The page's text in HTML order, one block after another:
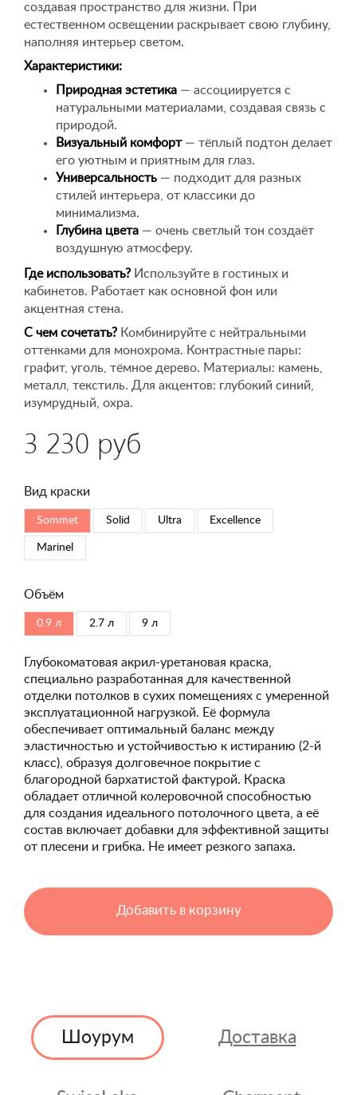
создавая пространство для жизни. При
естественном освещении раскрывает свою глубину,
наполняя интерьер светом.
Характеристики:
Природная эстетика — ассоциируется с
натуральными материалами, создавая связь с
природой.
Визуальный комфорт— тёплый подтон делает
его уютным и приятным для глаз.
Универсальность — подходит для разных
стилей интерьера, от классики до
минимализма.
Глубина цвета — очень светлый тон создаёт
воздушную атмосферу.
Где использовать? Используйте в гостиных и
кабинетов. Работает как основной фон или
акцентная стена.
С чем сочетать? Комбинируйте с нейтральными
оттенками для монохрома. Контрастные пары:
графит, уголь, тёмное дерево. Материалы: камень,
металл, текстиль. Для акцентов: глубокий синий,
изумрудный, охра.
3 230 руб
Вид краски
Sommet Solid Ultra Excellence
Marinel
Объём
0.9 л 2.7 л 9 л
Глубокоматовая акрил-уретановая краска,
специально разработанная для качественной
отделки потолков в сухих помещениях с умеренной
эксплуатационной нагрузкой. Её формула
обеспечивает оптимальный баланс между
эластичностью и устойчивостью к истиранию (2-й
класс), образуя долговечное покрытие с
благородной бархатистой фактурой. Краска
обладает отличной колеровочной способностью
для создания идеального потолочного цвета, а её
состав включает добавки для эффективной защиты
от плесени и грибка. Не имеет резкого запаха.
Добавить в корзину
Шоурум Доставка